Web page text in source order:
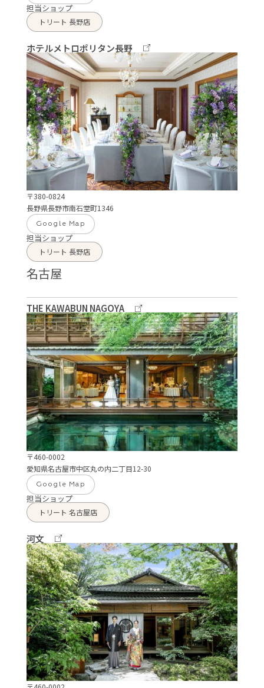
担当ショップ
トリート 長野店
ホテルメトロポリタン長野
〒380-0824
長野県長野市南石堂町1346
Google Map
担当ショップ
トリート 長野店
名古屋
THE KAWABUN NAGOYA
〒460-0002
愛知県名古屋市中区丸の内二丁目12-30
Google Map
担当ショップ
トリート 名古屋店
河文